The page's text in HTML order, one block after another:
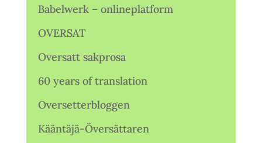
Babelwerk – onlineplatform
OVERSAT
Oversatt sakprosa
60 years of translation
Oversetterbloggen
Kääntäjä-Översättaren